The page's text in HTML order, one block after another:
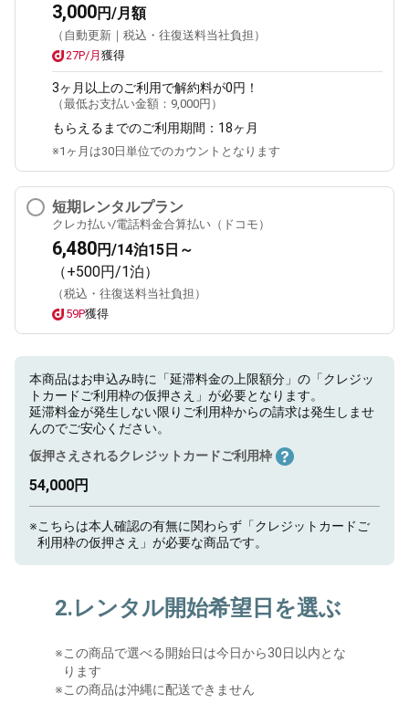
3,000円/月額
（自動更新｜税込・往復送料当社負担）
27P/月 獲得
3ヶ月 以上のご利用で解約料が0円！
（最低お支払い金額： 9,000円 ）
もらえるまでのご利用期間： 18ヶ月
※1ヶ月は30日単位でのカウントとなります
短期レンタルプラン
クレカ払い/電話料金合算払い（ドコモ）
6,480円/14泊15日～
（+500円/1泊）
（税込・往復送料当社負担）
59P獲得
本商品はお申込み時に「延滞料金の上限額分」の「クレジッ
トカードご利用枠の仮押さえ」が必要となります。
延滞料金が発生しない限りご利用枠からの請求は発生しませ
んのでご安心ください。
仮押さえされるクレジットカードご利用枠
54,000円
※こちらは本人確認の有無に関わらず「クレジットカードご
利用枠の仮押さえ」が必要な商品です。
2.レンタル開始希望日を選ぶ
※この商品で選べる開始日は今日から30日以内とな
ります
※この商品は沖縄に配送できません